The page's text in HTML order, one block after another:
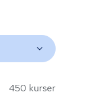
450 kurser